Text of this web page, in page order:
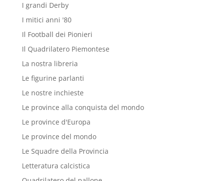
I grandi Derby
I mitici anni '80
Il Football dei Pionieri
Il Quadrilatero Piemontese
La nostra libreria
Le figurine parlanti
Le nostre inchieste
Le province alla conquista del mondo
Le province d'Europa
Le province del mondo
Le Squadre della Provincia
Letteratura calcistica